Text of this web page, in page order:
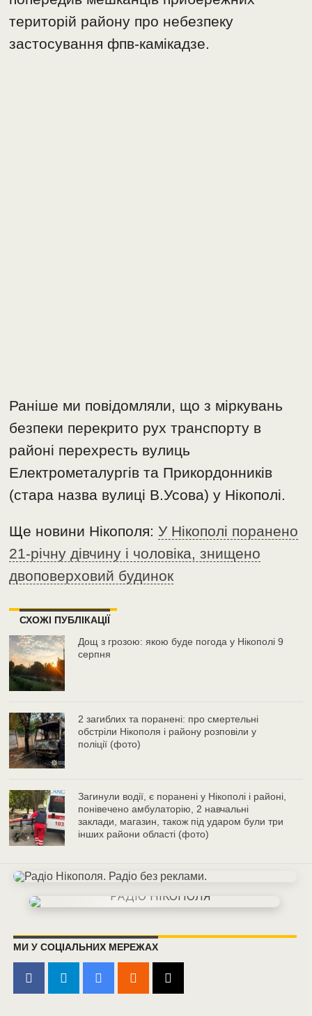
територій району про небезпеку
застосування фпв-камікадзе.
Раніше ми повідомляли, що з міркувань
безпеки перекрито рух транспорту в
районі перехресть вулиць
Електрометалургів та Прикордонників
(стара назва вулиці В.Усова) у Нікополі.
Ще новини Нікополя:У Нікополі поранено
21-річну дівчину і чоловіка, знищено
двоповерховий будинок
СХОЖІ ПУБЛІКАЦІЇ
Дощ з грозою: якою буде погода у Нікополі 9
серпня
2 загиблих та поранені: про смертельні
обстріли Нікополя і району розповіли у
поліції (фото)
Загинули водії, є поранені у Нікополі і районі,
понівечено амбулаторію, 2 навчальні
заклади, магазин, також під ударом були три
інших райони області (фото)
МИ У СОЦІАЛЬНИХ МЕРЕЖАХ